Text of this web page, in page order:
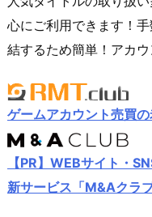
心にご利用できます！
結するため簡単！アカ
ゲームアカウント売買
【PR】WEBサイト・
新サービス「M&Aクラ